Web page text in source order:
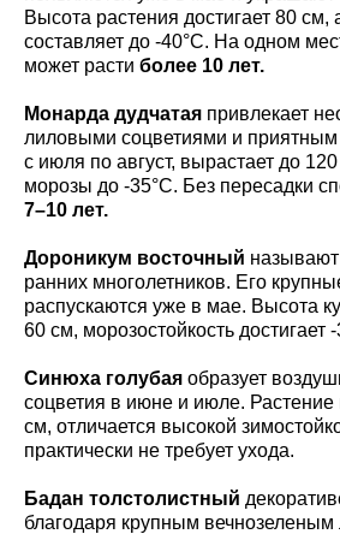
Высота растения достигает 80 см,
составляет до -40°C. На одном
может расти более 10 лет.
Монарда дудчатая привлекает
лиловыми соцветиями и
с июля по август, вырастает до
морозы до -35°C. Без пересадки
7–10 лет.
Дороникум восточный
ранних многолетников. Его
распускаются уже в мае. Высота
60 см, морозостойкость достигает -
Синюха голубая образует
соцветия в июне и июле. Растение
см, отличается высокой
практически не требует ухода.
Бадан толстолистный
благодаря крупным вечнозеленым